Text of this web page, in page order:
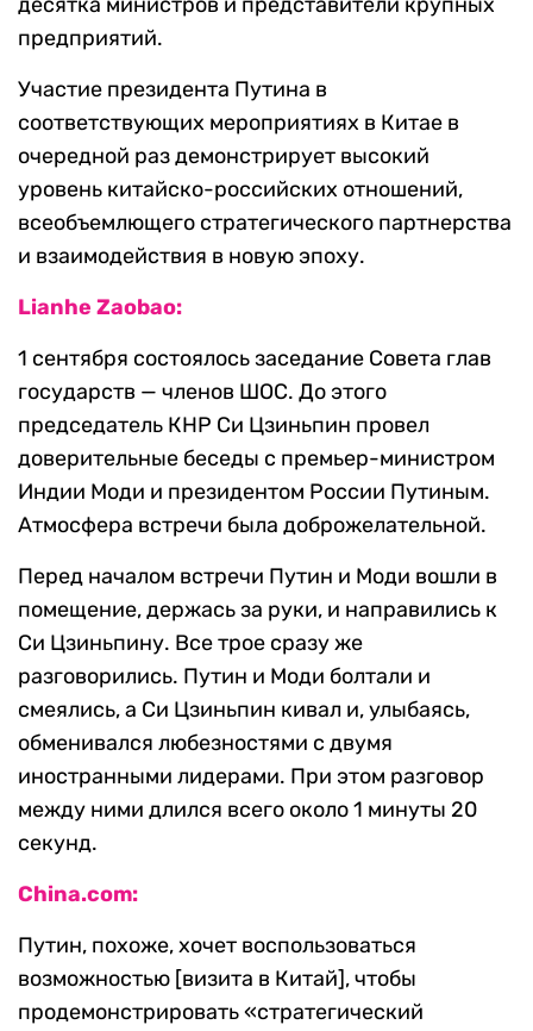
предприятий.
Участие президента Путина в
соответствующих мероприятиях в Китае в
очередной раз демонстрирует высокий
уровень китайско-российских отношений,
всеобъемлющего стратегического партнерства
и взаимодействия в новую эпоху.
Lianhe Zaobao:
1 сентября состоялось заседание Совета глав
государств — членов ШОС. До этого
председатель КНР Си Цзиньпин провел
доверительные беседы с премьер-министром
Индии Моди и президентом России Путиным.
Атмосфера встречи была доброжелательной.
Перед началом встречи Путин и Моди вошли в
помещение, держась за руки, и направились к
Си Цзиньпину. Все трое сразу же
разговорились. Путин и Моди болтали и
смеялись, а Си Цзиньпин кивал и, улыбаясь,
обменивался любезностями с двумя
иностранными лидерами. При этом разговор
между ними длился всего около 1 минуты 20
секунд.
China.com:
Путин, похоже, хочет воспользоваться
возможностью [визита в Китай], чтобы
продемонстрировать «стратегический